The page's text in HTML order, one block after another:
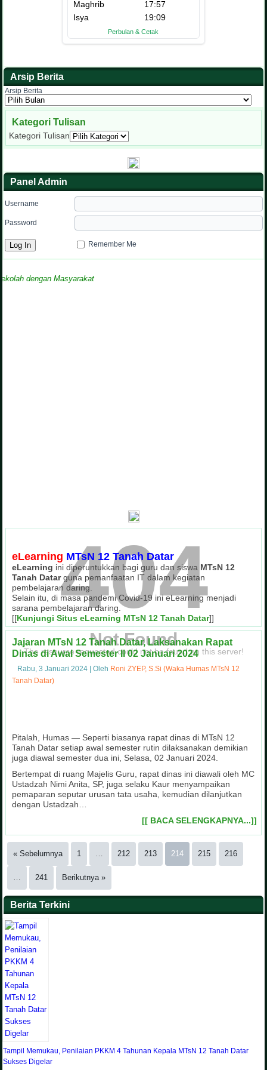
Arsip Berita
Arsip Berita
Kategori Tulisan
Kategori Tulisan
Panel Admin
Username
Password
Remember Me
dengan Masyarakat
eLearning MTsN 12 Tanah Datar
eLearning ini diperuntukkan bagi guru dan siswa MTsN 12
Tanah Datarguna pemanfaatan IT dalam kegiatan
pembelajaran daring.
Selain itu, di masa pandemi Covid-19 ini eLearning menjadi
sarana pembelajaran daring.
[[Kunjungi Situs eLearning MTsN 12 Tanah Datar]]
Jajaran MTsN 12 Tanah Datar, Laksanakan Rapat
Dinas di Awal Semester II 02 Januari 2024
Rabu, 3 Januari 2024 |Oleh Roni ZYEP, S.Si (Waka Humas MTsN 12
Tanah Datar)
Pitalah, Humas — Seperti biasanya rapat dinas di MTsN 12
Tanah Datar setiap awal semester rutin dilaksanakan demikian
juga diawal semester dua ini, Selasa, 02 Januari 2024.
Bertempat di ruang Majelis Guru, rapat dinas ini diawali oleh MC
Ustadzah Nimi Anita, SP, juga selaku Kaur menyampaikan
pemaparan seputar urusan tata usaha, kemudian dilanjutkan
dengan Ustadzah…
[[ BACA SELENGKAPNYA...]]
« Sebelumnya 1 212 213 214 215 216
241 Berikutnya »
Berita Terkini
Tampil Memukau, Penilaian PKKM 4 Tahunan Kepala MTsN 12 Tanah Datar
Sukses Digelar
404
Not Found
The resource requested could not be found on this server!